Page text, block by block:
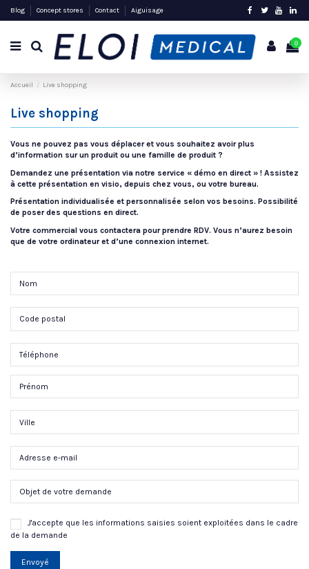
Blog Concept stores Contact Aiguisage
0
Accueil Live shopping
Live shopping
Vous ne pouvez pas vous déplacer et vous souhaitez avoir plus
d’information sur un produit ou une famille de produit ?
Demandez une présentation via notre service « démo en direct » ! Assistez
à cette présentation en visio, depuis chez vous, ou votre bureau.
Présentation individualisée et personnalisée selon vos besoins. Possibilité
de poser des questions en direct.
Votre commercial vous contactera pour prendre RDV. Vous n’aurez besoin
que de votre ordinateur et d’une connexion internet.
J'accepte que les informations saisies soient exploitées dans le cadre
de la demande
Envoyé